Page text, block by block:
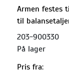
Armen festes
til
203-900330
På lager
Pris fra: